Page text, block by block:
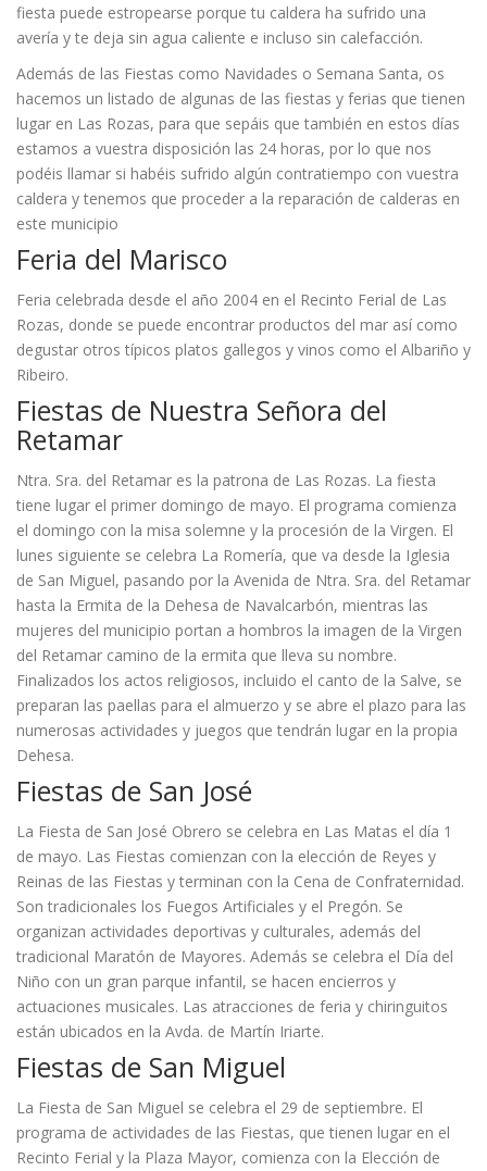
fiesta puede estropearse porque tu caldera ha sufrido una
avería y te deja sin agua caliente e incluso sin calefacción.
Además de las Fiestas como Navidades o Semana Santa, os
hacemos un listado de algunas de las fiestas y ferias que tienen
lugar en Las Rozas, para que sepáis que también en estos días
estamos a vuestra disposición las 24 horas, por lo que nos
podéis llamar si habéis sufrido algún contratiempo con vuestra
caldera y tenemos que proceder a la reparación de calderas en
este municipio
Feria del Marisco
Feria celebrada desde el año 2004 en el Recinto Ferial de Las
Rozas, donde se puede encontrar productos del mar así como
degustar otros típicos platos gallegos y vinos como el Albariño y
Ribeiro.
Fiestas de Nuestra Señora del
Retamar
Ntra. Sra. del Retamar es la patrona de Las Rozas. La fiesta
tiene lugar el primer domingo de mayo. El programa comienza
el domingo con la misa solemne y la procesión de la Virgen. El
lunes siguiente se celebra La Romería, que va desde la Iglesia
de San Miguel, pasando por la Avenida de Ntra. Sra. del Retamar
hasta la Ermita de la Dehesa de Navalcarbón, mientras las
mujeres del municipio portan a hombros la imagen de la Virgen
del Retamar camino de la ermita que lleva su nombre.
Finalizados los actos religiosos, incluido el canto de la Salve, se
preparan las paellas para el almuerzo y se abre el plazo para las
numerosas actividades y juegos que tendrán lugar en la propia
Dehesa.
Fiestas de San José
La Fiesta de San José Obrero se celebra en Las Matas el día 1
de mayo. Las Fiestas comienzan con la elección de Reyes y
Reinas de las Fiestas y terminan con la Cena de Confraternidad.
Son tradicionales los Fuegos Artificiales y el Pregón. Se
organizan actividades deportivas y culturales, además del
tradicional Maratón de Mayores. Además se celebra el Día del
Niño con un gran parque infantil, se hacen encierros y
actuaciones musicales. Las atracciones de feria y chiringuitos
están ubicados en la Avda. de Martín Iriarte.
Fiestas de San Miguel
La Fiesta de San Miguel se celebra el 29 de septiembre. El
programa de actividades de las Fiestas, que tienen lugar en el
Recinto Ferial y la Plaza Mayor, comienza con la Elección de